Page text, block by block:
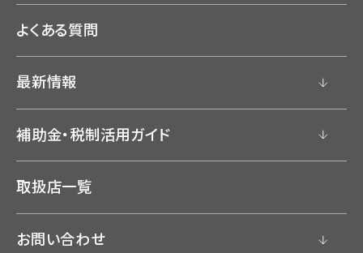
よくある質問
最新情報
補助金・税制活用ガイド
取扱店一覧
お問い合わせ